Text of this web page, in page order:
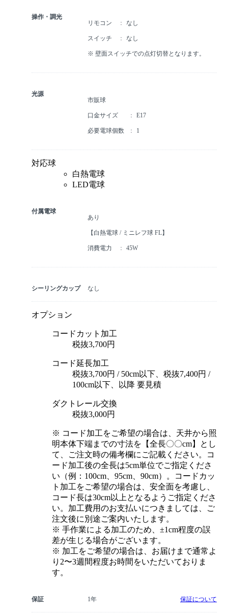
操作・調光
リモコン
なし
スイッチ なし
※ 壁面スイッチでの点灯切替となります。
光源
市販球
口金サイズ E17
必要電球個数 1
対応球
白熱電球
LED電球
付属電球
あり
【白熱電球 / ミニレフ球 FL】
消費電力 45W
シーリングカップ なし
オプション
コードカット加工
税抜3,700円
コード延長加工
税抜3,700円 / 50cm以下、税抜7,400円 /
100cm以下、以降 要見積
ダクトレール交換
税抜3,000円
※ コード加工をご希望の場合は、天井から照
明本体下端までの寸法を【全長〇〇cm】とし
て、ご注文時の備考欄にご記載ください。コ
ード加工後の全長は5cm単位でご指定くださ
い（例：100cm、95cm、90cm）。コードカッ
ト加工をご希望の場合は、安全面を考慮し、
コード長は30cm以上となるようご指定くださ
い。加工費用のお支払いにつきましては、ご
注文後に別途ご案内いたします。
※ 手作業による加工のため、±1cm程度の誤
差が生じる場合がございます。
※ 加工をご希望の場合は、お届けまで通常よ
り2〜3週間程度お時間をいただいておりま
す。
保証 1年 保証について